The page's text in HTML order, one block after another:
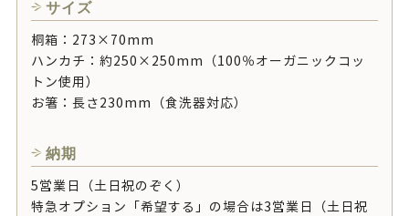
サイズ
桐箱：273×70mm
ハンカチ：約250×250mm（100％オーガニックコッ
トン使用）
お箸：長さ230mm（食洗器対応）
納期
5営業日（土日祝のぞく）
特急オプション「希望する」の場合は3営業日（土日祝